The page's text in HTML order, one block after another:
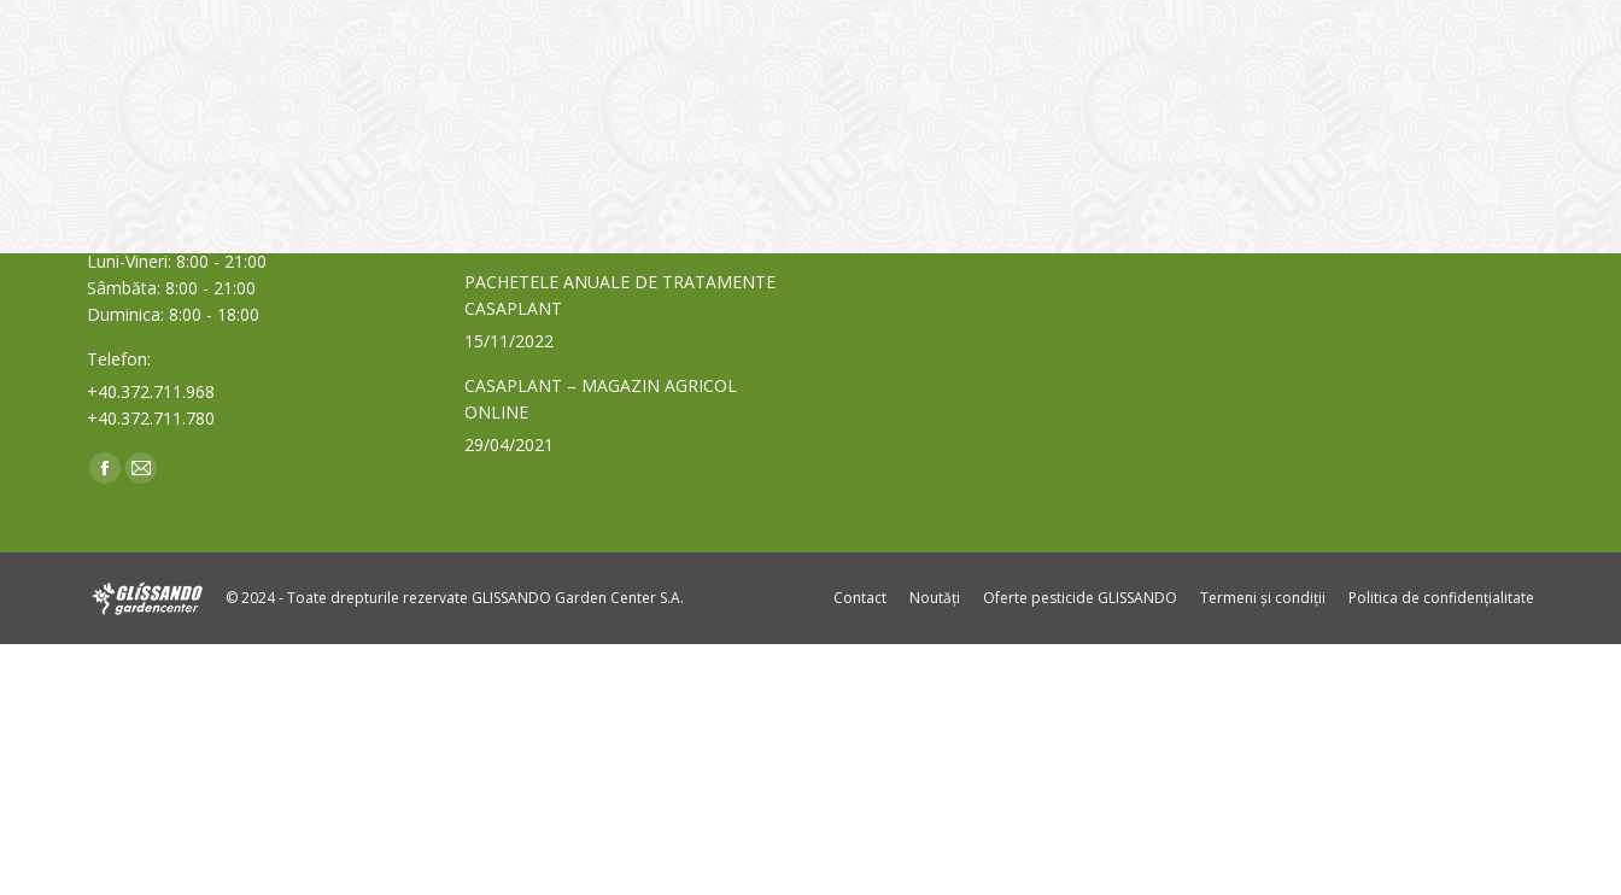
Luni-Vineri: 8:00 - 21:00
Sâmbăta: 8:00 - 21:00
Duminica: 8:00 - 18:00
Telefon:
+40.372.711.968
+40.372.711.780
Find us on:
Facebook
new
Mail
new
PACHETELE ANUALE DE TRATAMENTE
CASAPLANT
15/11/2022
CASAPLANT – MAGAZIN AGRICOL
ONLINE
29/04/2021
© 2024 - Toate drepturile rezervate GLISSANDO Garden Center S.A. Contact Noutăți Oferte pesticide GLISSANDO Termeni și condiții Politica de confidențialitate